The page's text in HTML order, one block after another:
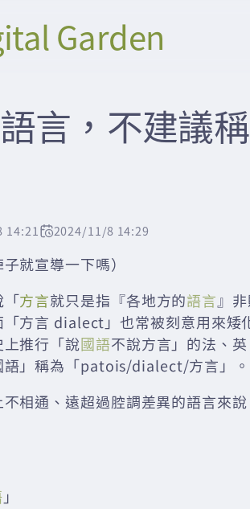
Garden
言，不建議
14:21 2024/11/8 14:29
子就宣導一下嗎）
「方言就只是指『各地方的語言 』非
方言 dialect」也常被刻意用來矮
推行「說國語不說方言」的法、
語」稱為「patois/dialect/方言」。
相通、遠超過腔調差異的語言來
」